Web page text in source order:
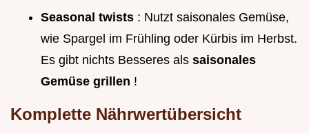
Seasonal twists : Nutzt saisonales Gemüse,
wie Spargel im Frühling oder Kürbis im Herbst.
Es gibt nichts Besseres als saisonales
Gemüse grillen !
Komplette Nährwertübersicht